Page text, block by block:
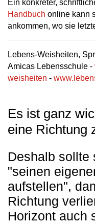
Ein konkreter,
Handbuch online kann
ankommen, wo sie
Lebens-Weisheiten,
Amicas Lebensschule -
weisheiten -
Es ist ganz
eine Richtung
Deshalb sollte
"seinen
aufstellen",
Richtung
Horizont auch